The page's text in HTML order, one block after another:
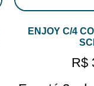
ENJOY C/4
R$